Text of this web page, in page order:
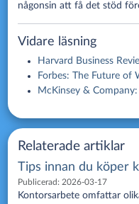
någonsin att få det stöd
Vidare läsning
Harvard Business
Forbes: The Future of
McKinsey &
Relaterade artiklar
Tips innan du köper
Publicerad: 2026-03-17
Kontorsarbete omfattar